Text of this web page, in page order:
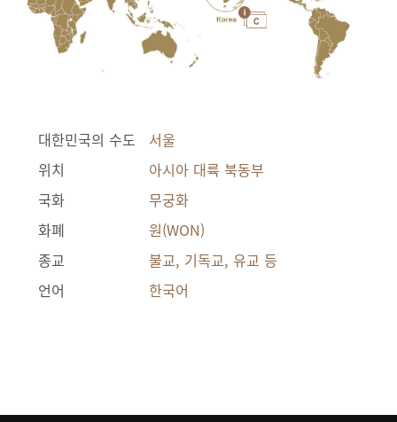
대한민국의 수도
서울
위치
아시아 대륙 북동부
국화
무궁화
화폐
원(WON)
종교
불교, 기독교, 유교 등
언어
한국어